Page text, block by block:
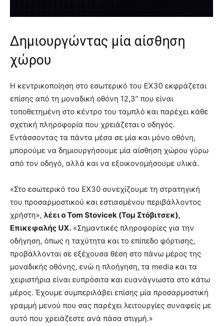
Δημιουργώντας μία αίσθηση
χώρου
Η κεντρικοποίηση στο εσωτερικό του EX30 εκφράζεται
επίσης από τη μοναδική οθόνη 12,3” που είναι
τοποθετημένη στο κέντρο του ταμπλό και παρέχει κάθε
σχετική πληροφορία που χρειάζεται ο οδηγός.
Εντάσσοντας τα πάντα μέσα σε μία και μόνο οθόνη,
μπορούμε να δημιουργήσουμε μία αίσθηση χώρου γύρω
από τον οδηγό, αλλά και να εξοικονομήσουμε υλικά.
«Στο εσωτερικό του EX30 συνεχίζουμε τη στρατηγική
του προσαρμοστικού και εστιασμένου περιβάλλοντος
χρήστη», λέει ο Tom Stovicek (Τομ Στόβιτσεκ),
Επικεφαλής UX. «Σημαντικές πληροφορίες για την
οδήγηση, όπως η ταχύτητα και το επίπεδο φόρτισης,
προβάλλονται σε εξέχουσα θέση στο πάνω μέρος της
μοναδικής οθόνης, ενώ η πλοήγηση, τα media και τα
χειριστήρια είναι ευπρόσιτα και ευανάγνωστα στο κάτω
μέρος. Έχουμε συμπεριλάβει επίσης μία προσαρμοστική
γραμμή μενού που σας παρέχει λειτουργίες συναφείς με
αυτό που χρειάζεστε ανά πάσα στιγμή.»